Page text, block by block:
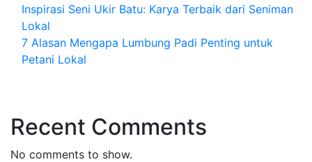
Inspirasi Seni Ukir Batu: Karya Terbaik dari Seniman
Lokal
7 Alasan Mengapa Lumbung Padi Penting untuk
Petani Lokal
Recent Comments
No comments to show.